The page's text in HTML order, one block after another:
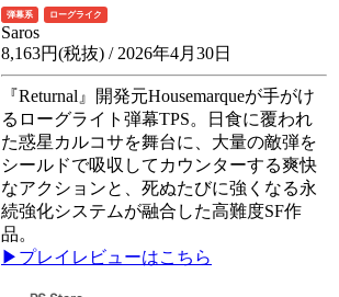
弾幕系 ローグライク
Saros
8,163円(税抜) / 2026年4月30日
『Returnal』開発元Housemarqueが手がけ
るローグライト弾幕TPS。日食に覆われ
た惑星カルコサを舞台に、大量の敵弾を
シールドで吸収してカウンターする爽快
なアクションと、死ぬたびに強くなる永
続強化システムが融合した高難度SF作
品。
▶プレイレビューはこちら